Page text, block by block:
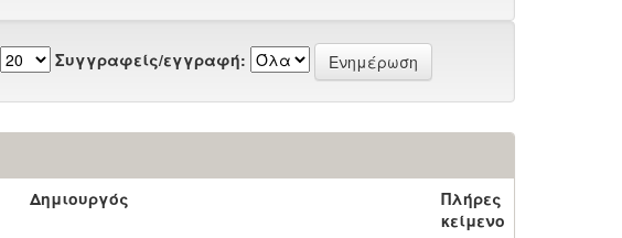
Συγγραφείς/εγγραφή:
Δημιουργός
Πλήρες
κείμενο